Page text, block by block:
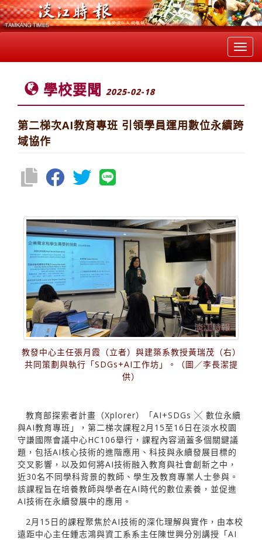
學校要聞 2025-02-18
第二梯次AI教育專班 引領學員運用數位永續跨
域協作
教發中心主任張月霞（立者）與建築系教授黃瑞茂（右）
共同策劃與執行「SDGs+AI工作坊」。（圖／李長潔提
供）
教育部探索者計畫（Xplorer）「AI+SDGs ╳ 數位永續
與AI教育專班」，第二梯次課程2月15至16日在淡水校園
守謙國際會議中心HC106舉行，課程內容涵蓋多個關鍵議
題，包括AI核心技術的進階應用、科技與永續發展目標的
交叉影響，以及如何將AI技術融入教育與社會創新之中，
近30名不同學科背景的教師、學生及教育專業人士參與。
該課程旨在培養教師與學者在AI時代的數位素養，並促進
AI技術在永續發展中的應用。
2月15日的課程聚焦於AI技術的深化理解與實作，由本校
遠距中心主任鍾志鴻與資工系系主任陳世興分別講授「AI